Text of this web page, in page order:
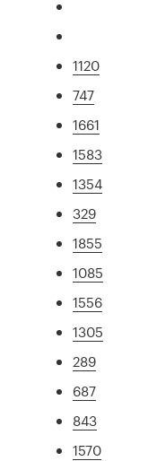
1120
747
1661
1583
1354
329
1855
1085
1556
1305
289
687
843
1570